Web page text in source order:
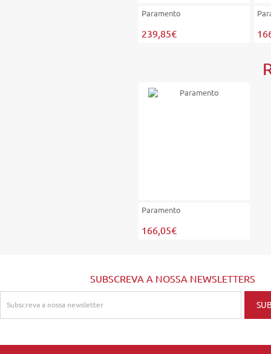
Paramento
239,85€
Paramento
166,05€
SUBSCREVA A NOSSA NEWSLETTERS